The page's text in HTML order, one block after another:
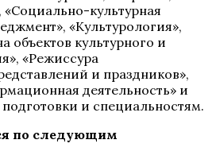
культурная
«Культурология»,
объектов культурного и
«Режиссура
и праздников»,
деятельность» и
и специальностям.
по следующим